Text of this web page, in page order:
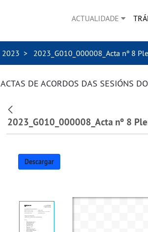
ACTUALIDADE
2023 2023_G010_000008_Acta nº 8
ACTAS DE ACORDOS DAS SESIÓNS
Descargar